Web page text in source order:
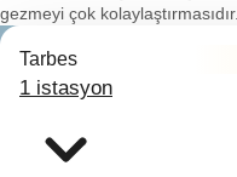
gezmeyi çok kolaylaştırmasıdır.
Tarbes
1 istasyon